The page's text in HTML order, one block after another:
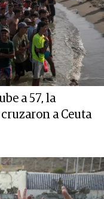
a 57, la
a Ceuta